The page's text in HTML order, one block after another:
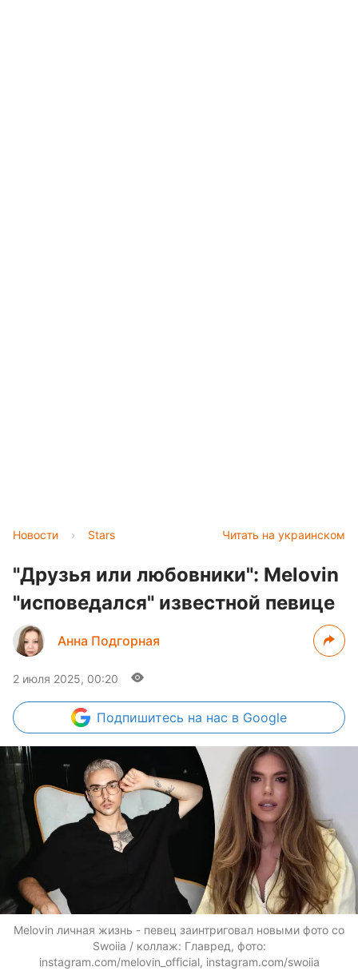
Читать на украинском
Новости › Stars
"Друзья или любовники": Melovin
"исповедался" известной певице
Анна Подгорная
2 июля 2025, 00:20
Подпишитесь на нас в Google
Melovin личная жизнь - певец заинтриговал новыми фото со
Swoiia / коллаж: Главред, фото:
instagram.com/melovin_official, instagram.com/swoiia